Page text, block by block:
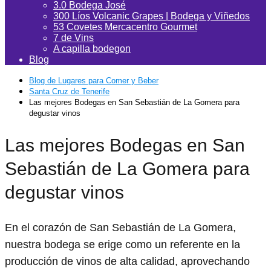
3.0 Bodega José
300 Líos Volcanic Grapes | Bodega y Viñedos
53 Covetes Mercacentro Gourmet
7 de Vins
A capilla bodegon
Blog
Blog de Lugares para Comer y Beber
Santa Cruz de Tenerife
Las mejores Bodegas en San Sebastián de La Gomera para
degustar vinos
Las mejores Bodegas en San
Sebastián de La Gomera para
degustar vinos
En el corazón de San Sebastián de La Gomera,
nuestra bodega se erige como un referente en la
producción de vinos de alta calidad, aprovechando